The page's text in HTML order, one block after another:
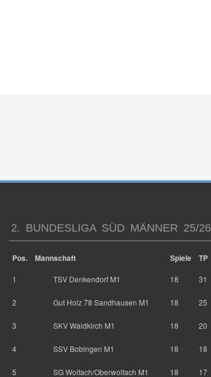
2. BUNDESLIGA SÜD MÄNNER 25/26
Pos. Mannschaft Spiele TP
1 TSV Denkendorf M1 18 31
2 Gut Holz 78 Sandhausen M1 18 25
3 SKV Waldkirch M1 18 20
4 SSV Bobingen M1 18 18
5 SG Wolfach/Oberwolfach M1 18 17